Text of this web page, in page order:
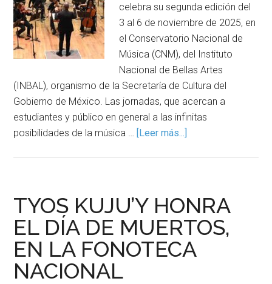
celebra su segunda edición del
3 al 6 de noviembre de 2025, en
el Conservatorio Nacional de
Música (CNM), del Instituto
Nacional de Bellas Artes
(INBAL), organismo de la Secretaría de Cultura del
Gobierno de México. Las jornadas, que acercan a
estudiantes y público en general a las infinitas
posibilidades de la música … [Leer más...]
TYOS KUJU’Y HONRA
EL DÍA DE MUERTOS,
EN LA FONOTECA
NACIONAL